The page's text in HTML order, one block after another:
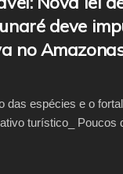
deve
no
das espécies e o
turístico_ Poucos